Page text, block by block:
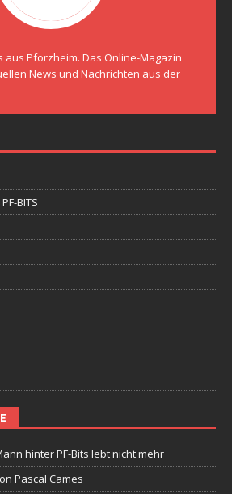
aus Pforzheim. Das Online-Magazin
News und Nachrichten aus der
BITS
hinter PF-Bits lebt nicht mehr
Pascal Cames